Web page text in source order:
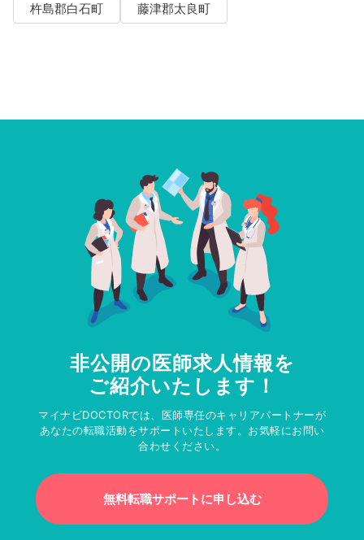
杵島郡白石町
藤津郡太良町
非公開の医師求人情報を
ご紹介いたします！
マイナビDOCTORでは、医師専任のキャリアパートナーが
あなたの転職活動をサポートいたします。お気軽にお問い
合わせください。
無料転職サポートに申し込む